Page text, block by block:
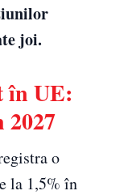
joi.
în UE:
2027
o
la 1,5% în